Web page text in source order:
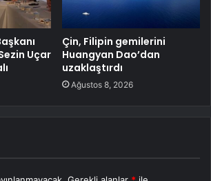
Uçar
Çin, Filipin gemilerini
Huangyan Dao’dan
uzaklaştırdı
Ağustos 8, 2026